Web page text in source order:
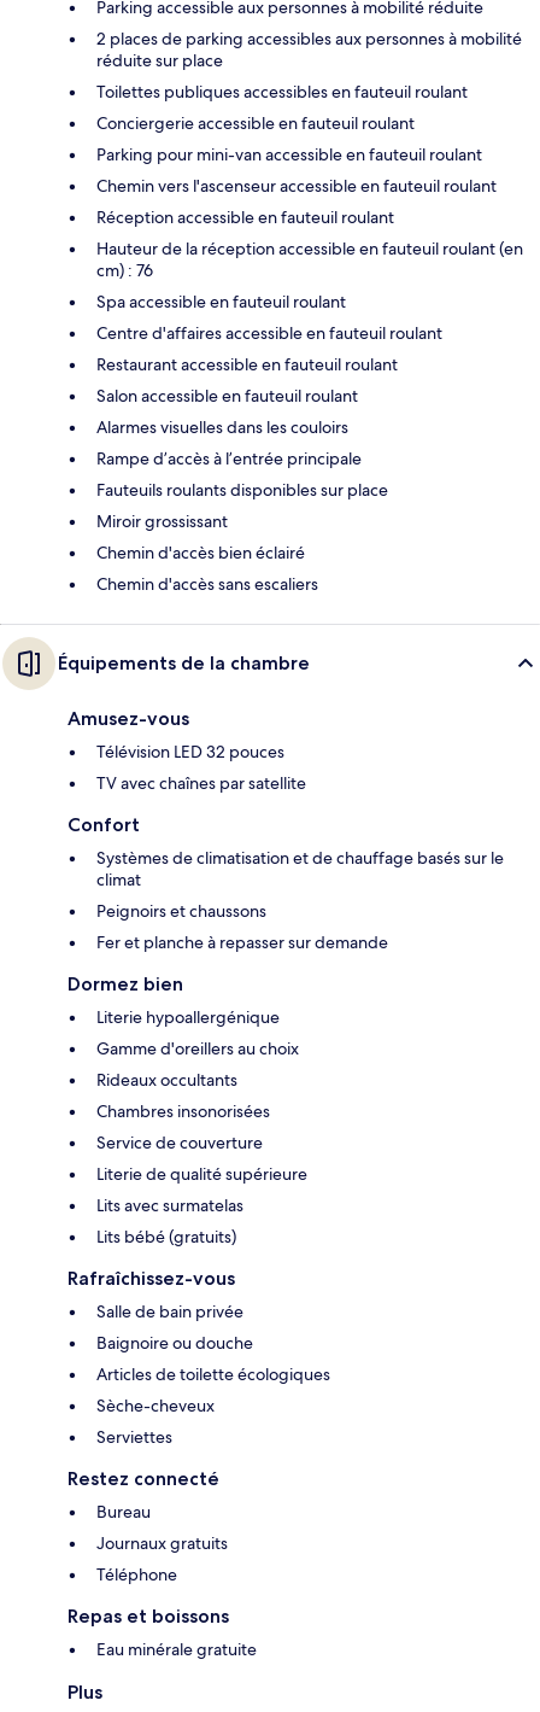
Parking accessible aux personnes à mobilité réduite
2 places de parking accessibles aux personnes à mobilité
réduite sur place
Toilettes publiques accessibles en fauteuil roulant
Conciergerie accessible en fauteuil roulant
Parking pour mini-van accessible en fauteuil roulant
Chemin vers l'ascenseur accessible en fauteuil roulant
Réception accessible en fauteuil roulant
Hauteur de la réception accessible en fauteuil roulant (en
cm) : 76
Spa accessible en fauteuil roulant
Centre d'affaires accessible en fauteuil roulant
Restaurant accessible en fauteuil roulant
Salon accessible en fauteuil roulant
Alarmes visuelles dans les couloirs
Rampe d’accès à l’entrée principale
Fauteuils roulants disponibles sur place
Miroir grossissant
Chemin d'accès bien éclairé
Chemin d'accès sans escaliers
Équipements de la chambre
Amusez-vous
Télévision LED 32 pouces
TV avec chaînes par satellite
Confort
Systèmes de climatisation et de chauffage basés sur le
climat
Peignoirs et chaussons
Fer et planche à repasser sur demande
Dormez bien
Literie hypoallergénique
Gamme d'oreillers au choix
Rideaux occultants
Chambres insonorisées
Service de couverture
Literie de qualité supérieure
Lits avec surmatelas
Lits bébé (gratuits)
Rafraîchissez-vous
Salle de bain privée
Baignoire ou douche
Articles de toilette écologiques
Sèche-cheveux
Serviettes
Restez connecté
Bureau
Journaux gratuits
Téléphone
Repas et boissons
Eau minérale gratuite
Plus